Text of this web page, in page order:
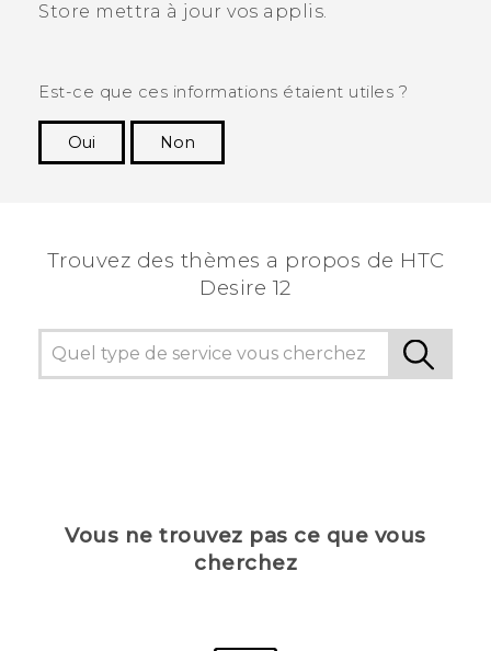
Store mettra à jour vos applis.
Est-ce que ces informations étaient utiles ?
Oui
Non
Trouvez des thèmes a propos de HTC
Desire 12
Vous ne trouvez pas ce que vous
cherchez